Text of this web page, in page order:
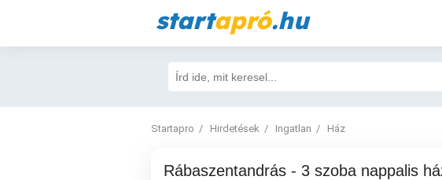
startapró.hu
Startapro Hirdetések Ingatlan Ház
Rábaszentandrás - 3 szoba nappalis ház